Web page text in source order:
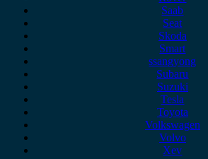
Saab
Seat
Skoda
Smart
ssangyong
Subaru
Suzuki
Tesla
Toyota
Volkswagen
Volvo
Xev